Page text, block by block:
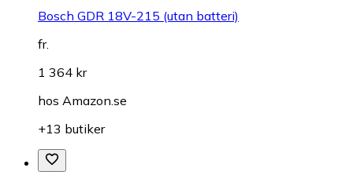
Bosch GDR 18V-215 (utan batteri)
fr.
1 364 kr
hos Amazon.se
+13 butiker